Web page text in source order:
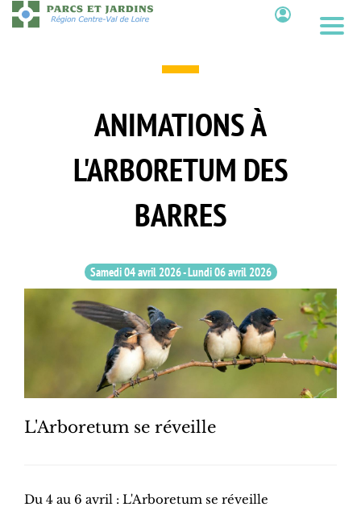
Aller
au
ANIMATIONS À
L'ARBORETUM DES
BARRES
Samedi 04 avril 2026-Lundi 06 avril 2026
L'Arboretum se réveille
Du 4 au 6 avril : L'Arboretum se réveille